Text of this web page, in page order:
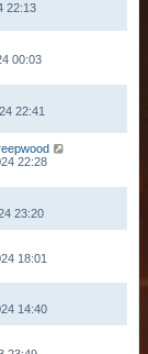
22:13
00:03
22:41
22:28
23:20
18:01
14:40